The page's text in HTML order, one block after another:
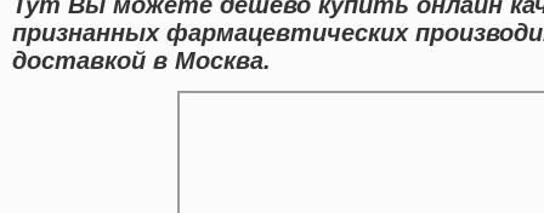
признанных фармацевтических
доставкой в Москва.